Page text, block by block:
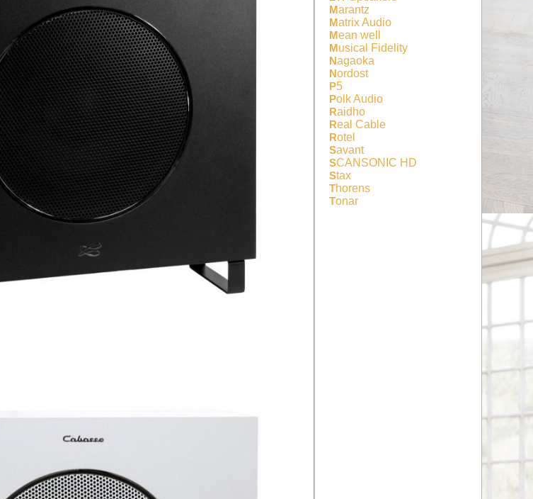
Marantz
Matrix Audio
Mean well
Musical Fidelity
Nagaoka
Nordost
P5
Polk Audio
Raidho
Real Cable
Rotel
Savant
SCANSONIC HD
Stax
Thorens
Tonar